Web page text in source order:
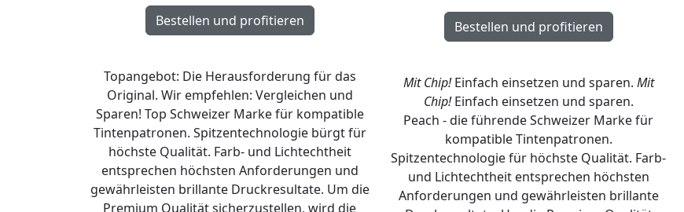
Topangebot: Die Herausforderung für das
Original. Wir empfehlen: Vergleichen und
Sparen! Top Schweizer Marke für kompatible
Tintenpatronen. Spitzentechnologie bürgt für
höchste Qualität. Farb- und Lichtechtheit
entsprechen höchsten Anforderungen und
gewährleisten brillante Druckresultate. Um die
Premium Qualität sicherzustellen, wird die
Mit Chip!Einfach einsetzen und sparen. Mit
Chip!Einfach einsetzen und sparen.
Peach - die führende Schweizer Marke für
kompatible Tintenpatronen.
Spitzentechnologie für höchste Qualität. Farb-
und Lichtechtheit entsprechen höchsten
Anforderungen und gewährleisten brillante